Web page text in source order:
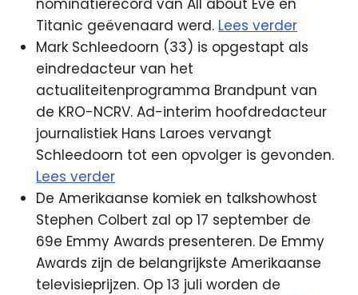
nominatierecord van All about Eve en
Titanic geëvenaard werd. Lees verder
Mark Schleedoorn (33) is opgestapt als
eindredacteur van het
actualiteitenprogramma Brandpunt van
de KRO-NCRV. Ad-interim hoofdredacteur
journalistiek Hans Laroes vervangt
Schleedoorn tot een opvolger is gevonden.
Lees verder
De Amerikaanse komiek en talkshowhost
Stephen Colbert zal op 17 september de
69e Emmy Awards presenteren. De Emmy
Awards zijn de belangrijkste Amerikaanse
televisieprijzen. Op 13 juli worden de